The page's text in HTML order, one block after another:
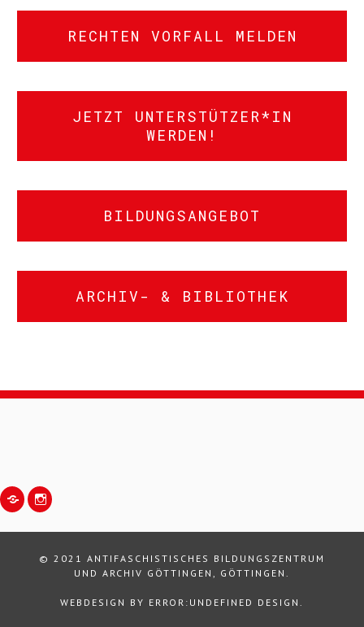
RECHTEN VORFALL MELDEN
JETZT UNTERSTÜTZER*IN
WERDEN!
BILDUNGSANGEBOT
ARCHIV- & BIBLIOTHEK
© 2021 ANTIFASCHISTISCHES BILDUNGSZENTRUM
UND ARCHIV GÖTTINGEN, GÖTTINGEN.
WEBDESIGN BY ERROR:UNDEFINED DESIGN